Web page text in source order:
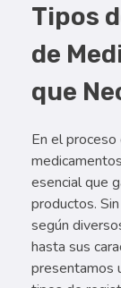
Tipos
de
que
En el proceso
esencial que
productos.
según
hasta sus
presentamos